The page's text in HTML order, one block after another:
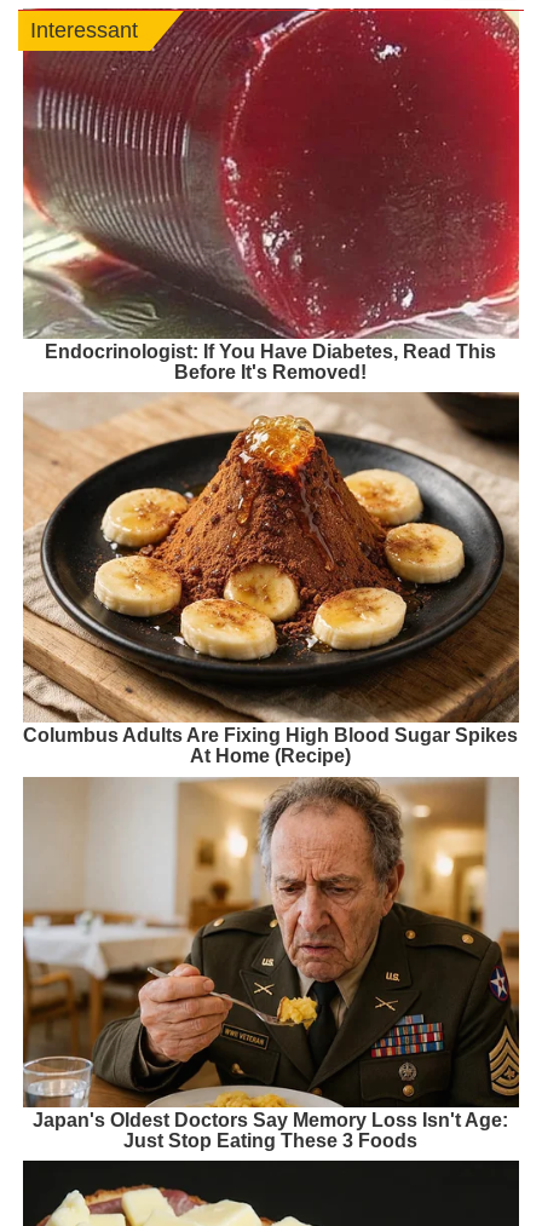
Interessant
Endocrinologist: If You Have Diabetes, Read This
Before It's Removed!
Columbus Adults Are Fixing High Blood Sugar Spikes
At Home (Recipe)
Japan's Oldest Doctors Say Memory Loss Isn't Age:
Just Stop Eating These 3 Foods